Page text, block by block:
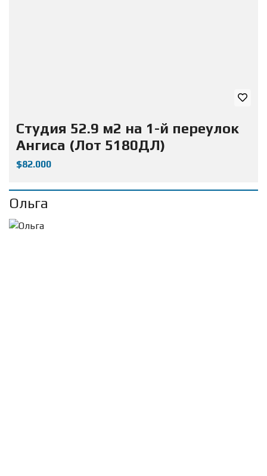
Студия 52.9 м2 на 1-й переулок
Ангиса (Лот 5180ДЛ)
$82.000
Ольга